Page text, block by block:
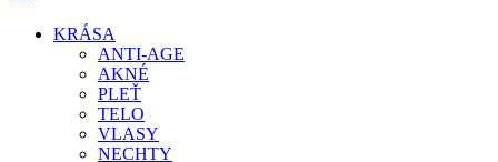
KRÁSA
ANTI-AGE
AKNÉ
PLEŤ
TELO
VLASY
NECHTY